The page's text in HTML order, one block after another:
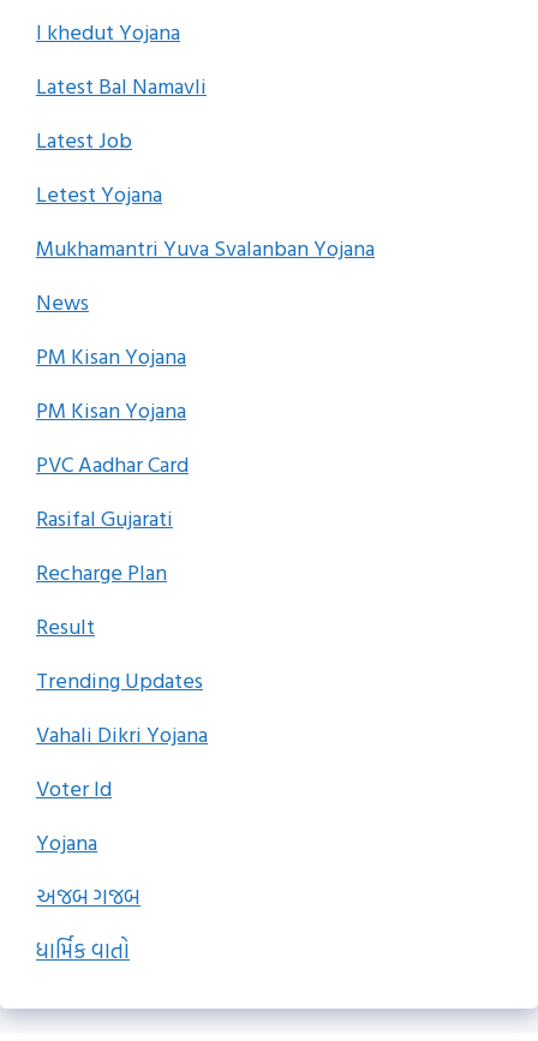
I khedut Yojana
Latest Bal Namavli
Latest Job
Letest Yojana
Mukhamantri Yuva Svalanban Yojana
News
PM Kisan Yojana
PM Kisan Yojana
PVC Aadhar Card
Rasifal Gujarati
Recharge Plan
Result
Trending Updates
Vahali Dikri Yojana
Voter Id
Yojana
અજબ ગજબ
ધાર્મિક વાતો